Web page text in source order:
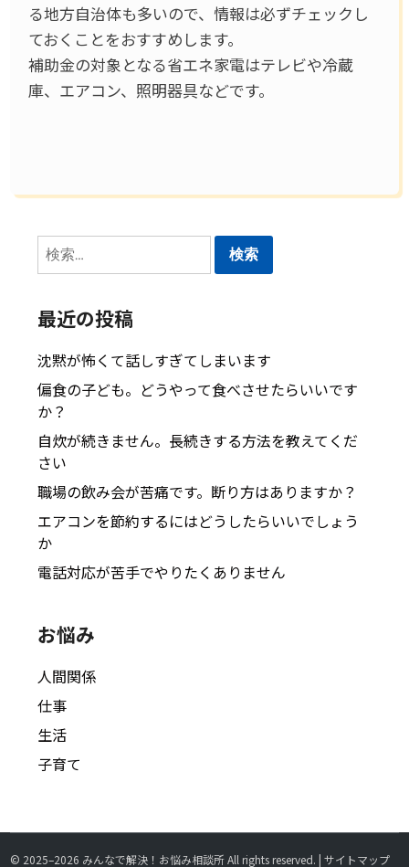
る地方自治体も多いので、情報は必ずチェックし
ておくことをおすすめします。
補助金の対象となる省エネ家電はテレビや冷蔵
庫、エアコン、照明器具などです。
検
索:
最近の投稿
沈黙が怖くて話しすぎてしまいます
偏食の子ども。どうやって食べさせたらいいです
か？
自炊が続きません。長続きする方法を教えてくだ
さい
職場の飲み会が苦痛です。断り方はありますか？
エアコンを節約するにはどうしたらいいでしょう
か
電話対応が苦手でやりたくありません
お悩み
人間関係
仕事
生活
子育て
© 2025–2026 みんなで解決！お悩み相談所All rights reserved. |サイトマップ